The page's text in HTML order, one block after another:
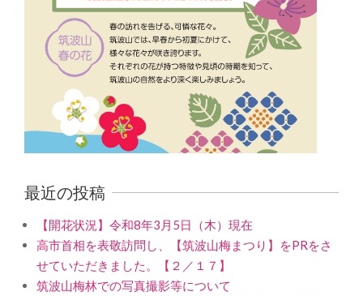
最近の投稿
【開花状況】令和8年3月5日（木）現在
高市首相を表敬訪問し、【筑波山梅まつり】をPRをさ
せていただきました。【２／１７】
筑波山梅林での写真撮影等について